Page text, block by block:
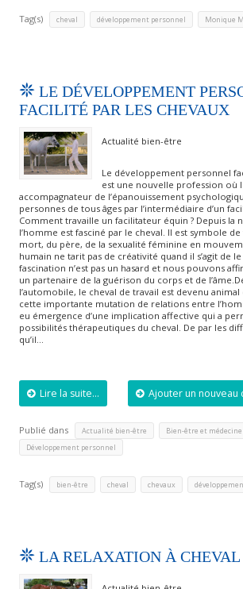
Tag(s) cheval développement personnel Monique
LE DÉVELOPPEMENT
FACILITÉ PAR LES CHEVAUX
Actualité bien-être
Le développement personnel
est une nouvelle profession où
accompagnateur de l’épanouissement
personnes de tous âges par l’intermédiaire d’un
Comment travaille un facilitateur équin ? Depuis la
l’homme est fasciné par le cheval. Il est symbole
mort, du père, de la sexualité féminine en
humain ne tarit pas de créativité quand il s’agit de
fascination n’est pas un hasard et nous pouvons
un partenaire de la guérison du corps et de
l’automobile, le cheval de travail est devenu
cette importante mutation de relations entre
eu émergence d’une implication affective qui a
possibilités thérapeutiques du cheval. De par les
qu’il…
Lire la suite... Ajouter un nouveau
Publié dans Actualité bien-être Bien-être et médecine
Développement personnel
Tag(s) bien-être cheval chevaux
LA RELAXATION À CHEVAL